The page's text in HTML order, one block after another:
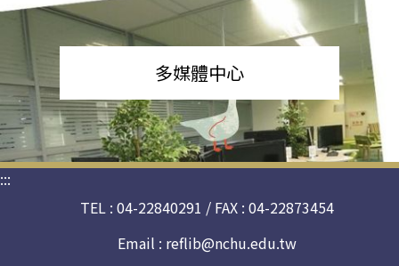
多媒體中心
:::
TEL : 04-22840291 / FAX : 04-22873454
Email : reflib@nchu.edu.tw